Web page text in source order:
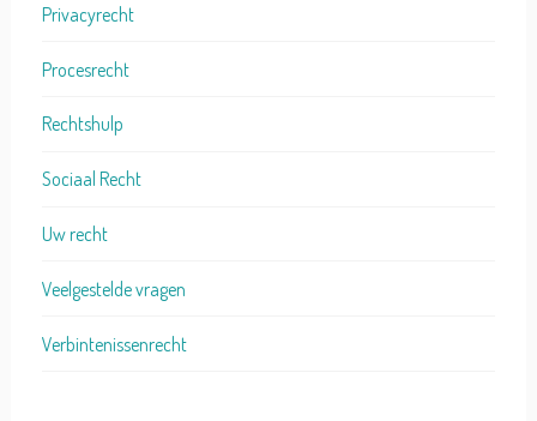
Privacyrecht
Procesrecht
Rechtshulp
Sociaal Recht
Uw recht
Veelgestelde vragen
Verbintenissenrecht